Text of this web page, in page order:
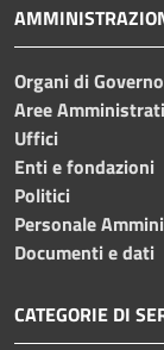
Organi di Governo
Aree
Uffici
Enti e fondazioni
Politici
Personale
Documenti e dati
CATEGORIE DI